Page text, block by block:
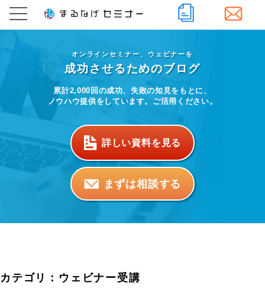
オンラインセミナー、ウェビナーを
成功させるためのブログ
累計2,000回の成功、失敗の知見をもとに、
ノウハウ提供をしています。ご活用ください。
詳しい資料を見る
まずは相談する
カテゴリ：ウェビナー受講